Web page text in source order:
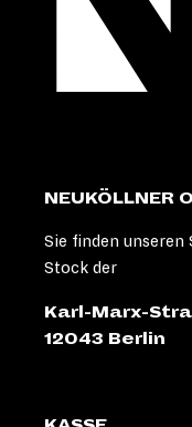
NEUKÖLLNER
Sie finden unseren
Stock der
Karl-Marx-
12043 Berlin